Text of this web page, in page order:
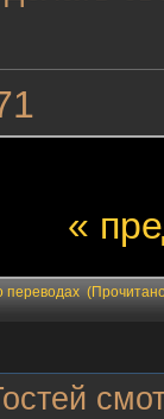
«
переводах